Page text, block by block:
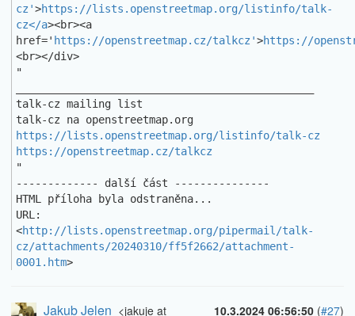
cz'>https://lists.openstreetmap.org/listinfo/talk-
cz</a><br><a
href=' https://openstreetmap.cz/talkcz'>https://
<br></div>
"
talk-cz mailing list
https://lists.openstreetmap.org/listinfo/talk-cz
https://openstreetmap.cz/talkcz
"
------------- další část ---------------
HTML příloha byla odstraněna...
URL:
<http://lists.openstreetmap.org/pipermail/talk-
cz/attachments/20240310/ff5f2662/attachment-
0001.htm>
10.3.2024 06:56:50 (#27)
Jakub Jelen <jakuje at